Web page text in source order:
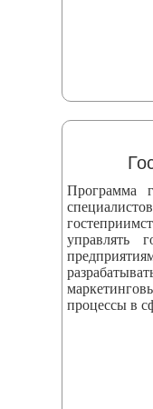
Программа
управлять
процессы в